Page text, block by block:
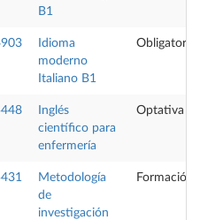
B1
Idioma
moderno
Italiano B1
Obligatoria
Inglés
científico para
enfermería
Optativa
Metodología
de
investigación
Formación